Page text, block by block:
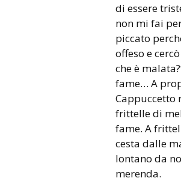
di essere
non mi fai
piccato
offeso e
che è
fame… A
Cappuccetto
frittelle di
fame. A
cesta dalle
lontano da
merenda.